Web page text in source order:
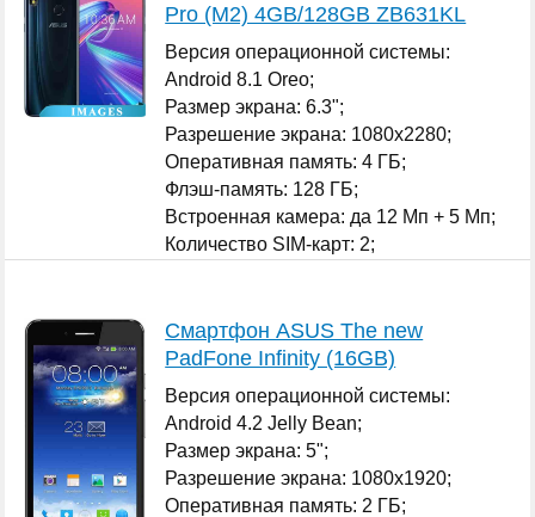
Pro (M2) 4GB/128GB ZB631KL
Версия операционной системы:
Android 8.1 Oreo;
Размер экрана: 6.3";
Разрешение экрана: 1080x2280;
Оперативная память: 4 ГБ;
Флэш-память: 128 ГБ;
Встроенная камера: да 12 Мп + 5 Мп;
Количество SIM-карт: 2;
Смартфон ASUS The new
PadFone Infinity (16GB)
Версия операционной системы:
Android 4.2 Jelly Bean;
Размер экрана: 5";
Разрешение экрана: 1080x1920;
Оперативная память: 2 ГБ;